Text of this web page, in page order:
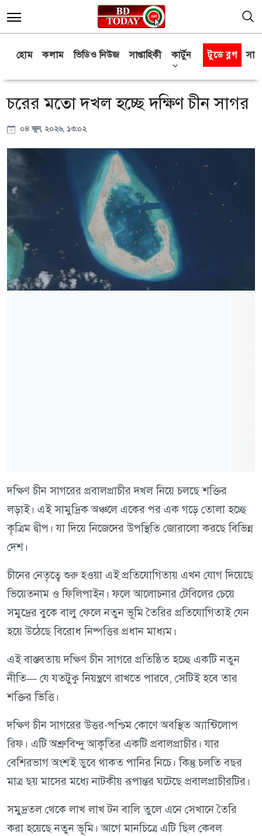
হোম কলাম ভিডিও নিউজ সাপ্তাহিকী কার্টুন টুডে ব্লগ
চরের মতো দখল হচ্ছে দক্ষিণ চীন সাগর
০৪ জুন, ২০২৬, ১৩:০২
দক্ষিণ চীন সাগরের প্রবালপ্রাচীর দখল নিয়ে চলছে শক্তির
লড়াই। এই সামুদ্রিক অঞ্চলে একের পর এক গড়ে তোলা হচ্ছে
কৃত্রিম দ্বীপ। যা দিয়ে নিজেদের উপস্থিতি জোরালো করছে বিভিন্ন
দেশ।
চীনের নেতৃত্বে শুরু হওয়া এই প্রতিযোগিতায় এখন যোগ দিয়েছে
ভিয়েতনাম ও ফিলিপাইন। ফলে আলোচনার টেবিলের চেয়ে
সমুদ্রের বুকে বালু ফেলে নতুন ভূমি তৈরির প্রতিযোগিতাই যেন
হয়ে উঠেছে বিরোধ নিষ্পত্তির প্রধান মাধ্যম।
এই বাস্তবতায় দক্ষিণ চীন সাগরে প্রতিষ্ঠিত হচ্ছে একটি নতুন
নীতি— যে যতটুকু নিয়ন্ত্রণে রাখতে পারবে, সেটিই হবে তার
শক্তির ভিত্তি।
দক্ষিণ চীন সাগরের উত্তর-পশ্চিম কোণে অবস্থিত অ্যান্টিলোপ
রিফ। এটি অশ্রুবিন্দু আকৃতির একটি প্রবালপ্রাচীর। যার
বেশিরভাগ অংশই ডুবে থাকত পানির নিচে। কিন্তু চলতি বছর
মাত্র ছয় মাসের মধ্যে নাটকীয় রূপান্তর ঘটেছে প্রবালপ্রাচীরটির।
সমুদ্রতল থেকে লাখ লাখ টন বালি তুলে এনে সেখানে তৈরি
করা হয়েছে নতুন ভূমি। আগে মানচিত্রে এটি ছিল কেবল